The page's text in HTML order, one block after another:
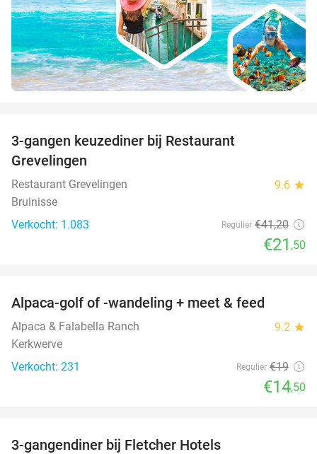
3-gangen keuzediner bij Restaurant
Grevelingen
Restaurant Grevelingen 9.6 star
Bruinisse
Verkocht: 1.083
Regulier €41,20
€21 ,50
Alpaca-golf of -wandeling + meet & feed
Alpaca & Falabella Ranch 9.2 star
Kerkwerve
Verkocht: 231
Regulier €19
€14,50
3-gangendiner bij Fletcher Hotels